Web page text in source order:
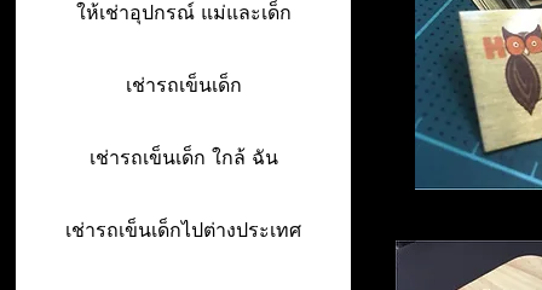
ให้เช่าอุปกรณ์ แม่และเด็ก
เช่ารถเข็นเด็ก
เช่ารถเข็นเด็ก ใกล้ ฉัน
เช่ารถเข็นเด็กไปต่างประเทศ